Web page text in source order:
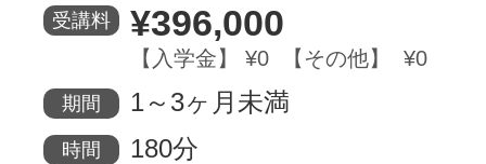
受講料 ¥396,000
【入学金】 ¥0 【その他】 ¥0
期間 1～3ヶ月未満
時間 180分